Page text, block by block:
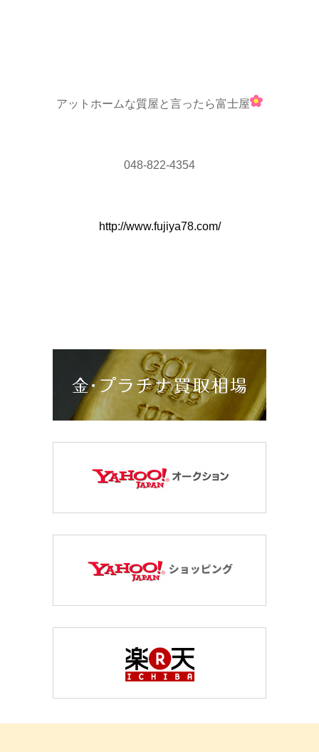
アットホームな質屋と言ったら富士屋
048-822-4354
http://www.fujiya78.com/